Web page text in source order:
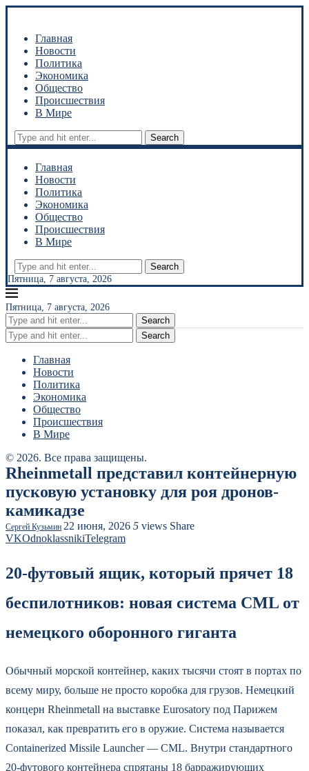
Главная
Новости
Политика
Экономика
Общество
Происшествия
В Мире
Search
Главная
Новости
Политика
Экономика
Общество
Происшествия
В Мире
Search
Пятница, 7 августа, 2026
Пятница, 7 августа, 2026
Search
Search
Главная
Новости
Политика
Экономика
Общество
Происшествия
В Мире
© 2026. Все права защищены.
Rheinmetall представил контейнерную
пусковую установку для роя дронов-
камикадзе
Сергей Кузьмин 22 июня, 2026 5 views Share
VKOdnoklassnikiTelegram
20-футовый ящик, который прячет 18
беспилотников: новая система CML от
немецкого оборонного гиганта
Обычный морской контейнер, каких тысячи стоят в портах по
всему миру, больше не просто коробка для грузов. Немецкий
концерн Rheinmetall на выставке Eurosatory под Парижем
показал, как превратить его в оружие. Система называется
Containerized Missile Launcher — CML. Внутри стандартного
20-футового контейнера спрятаны 18 барражирующих